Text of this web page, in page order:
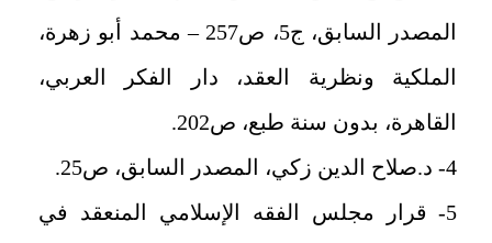
المصدر السابق، ج5، ص257 – محمد أبو زهرة،
الملكية ونظرية العقد، دار الفكر العربي،
القاهرة، بدون سنة طبع، ص202.
4- د.صلاح الدين زكي، المصدر السابق، ص25.
5- قرار مجلس الفقه الإسلامي المنعقد في